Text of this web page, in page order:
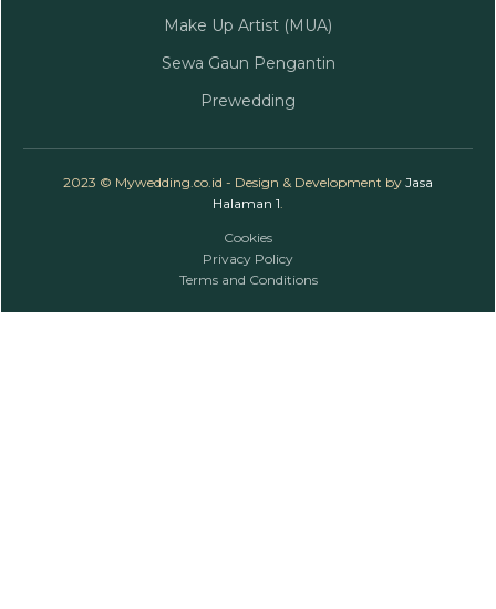
Make Up Artist (MUA)
Sewa Gaun Pengantin
Prewedding
2023 © Mywedding.co.id - Design & Development by Jasa
Halaman 1
Cookies
Privacy Policy
Terms and Conditions